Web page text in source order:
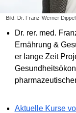
Bild: Dr. Franz-Werner Dippel
Dr. rer. med.
Ernährung &
er lange Zeit
Aktuelle Kurse